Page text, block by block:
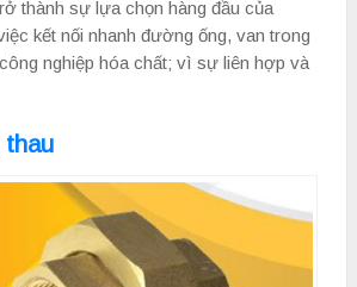
thành sự lựa chọn hàng đầu của
kết nối nhanh đường ống, van trong
nghiệp hóa chất; vì sự liên hợp và
thau